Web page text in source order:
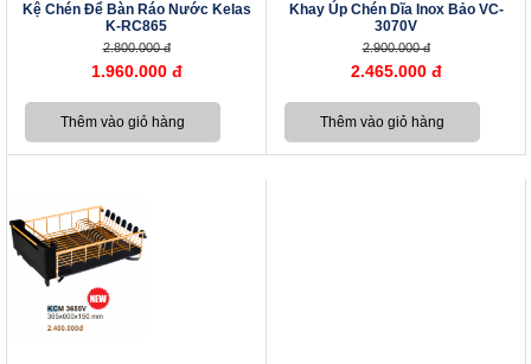
Kệ Chén Để Bàn Ráo Nước Kelas
K-RC865
2.800.000 đ
1.960.000 đ
Khay Úp Chén Dĩa Inox Bảo VC-
3070V
2.900.000 đ
2.465.000 đ